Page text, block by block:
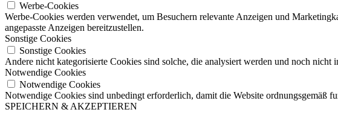
Werbe-Cookies
Werbe-Cookies werden verwendet, um Besuchern relevante Anzeigen und
angepasste Anzeigen bereitzustellen.
Sonstige Cookies
Sonstige Cookies
Andere nicht kategorisierte Cookies sind solche, die analysiert werden und noch nicht
Notwendige Cookies
Notwendige Cookies
Notwendige Cookies sind unbedingt erforderlich, damit die Website ordnungsgemäß
SPEICHERN & AKZEPTIEREN